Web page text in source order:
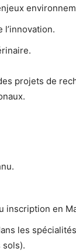
l’innovation.
projets de
inscription en
les